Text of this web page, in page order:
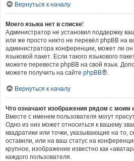
Вернуться к началу
Моего языка нет в списке!
Администратор не установил поддержку
или же просто никто не перевёл phpBB на
администратора конференции, может ли
языковой пакет. Если такого языкового
можете перевести phpBB на свой язык.
можете получить на сайте phpBB®.
Вернуться к началу
Что означают изображения рядом с моим
Вместе с именем пользователя могут
Одно из них может относиться к вашему
квадратики или точки, указывающие на то,
оставили, или на ваш статус на
крупное, изображение известно как
каждого пользователя.